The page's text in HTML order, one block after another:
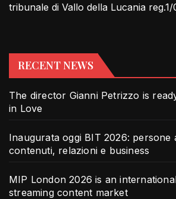
tribunale di Vallo della Lucania reg.1/
RECENT NEWS
The director Gianni Petrizzo is
in Love
Inaugurata oggi BIT 2026: persone
contenuti, relazioni e business
MIP London 2026 is an
streaming content market